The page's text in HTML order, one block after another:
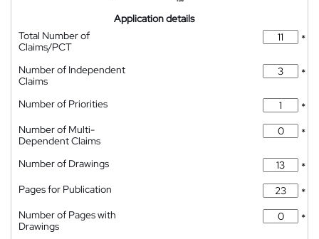
Application details
Total Number of
Claims/PCT
*
Number of Independent
Claims
*
Number of Priorities
*
Number of Multi-
Dependent Claims
*
Number of Drawings
*
Pages for Publication
*
Number of Pages with
Drawings
*